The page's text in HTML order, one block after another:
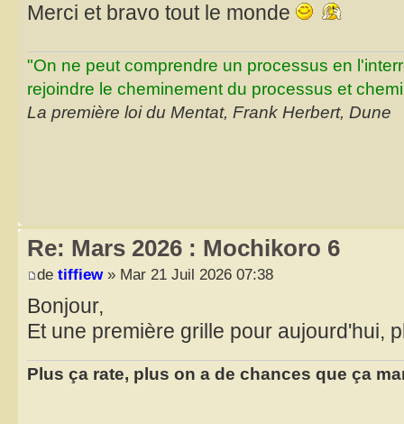
Merci et bravo tout le monde
"On ne peut comprendre un processus en
rejoindre le cheminement du processus et
La première loi du Mentat, Frank Herbert, Dune
Re: Mars 2026 : Mochikoro 6
de tiffiew» Mar 21 Juil 2026 07:38
Bonjour,
Et une première grille pour aujourd'hui,
Plus ça rate, plus on a de chances que ça